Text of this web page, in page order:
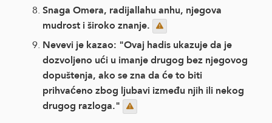
Snaga Omera, radijallahu anhu, njegova
mudrost i široko znanje.
Nevevi je kazao: "Ovaj hadis ukazuje da je
dozvoljeno ući u imanje drugog bez njegovog
dopuštenja, ako se zna da će to biti
prihvaćeno zbog ljubavi između njih ili nekog
drugog razloga."